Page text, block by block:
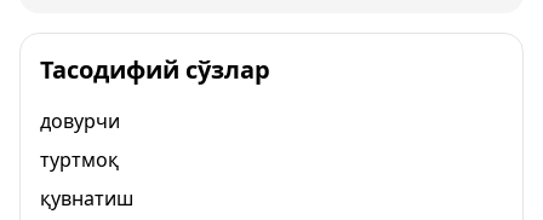
Тасодифий сўзлар
довурчи
туртмоқ
қувнатиш